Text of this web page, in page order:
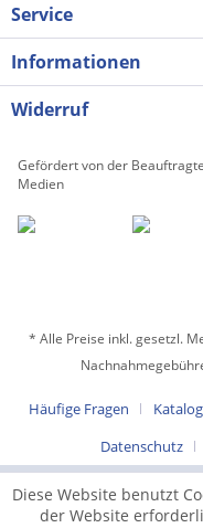
Service
Informationen
Widerruf
Gefördert von der
Medien
* Alle Preise inkl. gesetzl.
Häufige Fragen
Datenschutz
Diese Website benutzt
der Website